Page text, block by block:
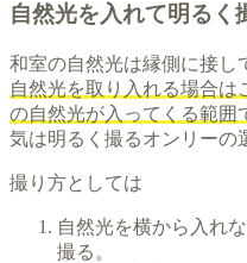
自然光を入れて明るく
和室の自然光は縁側に接し
自然光を取り入れる場合は
の自然光が入ってくる範囲
気は明るく撮るオンリーの
撮り方としては
自然光を横から入れ
撮る。